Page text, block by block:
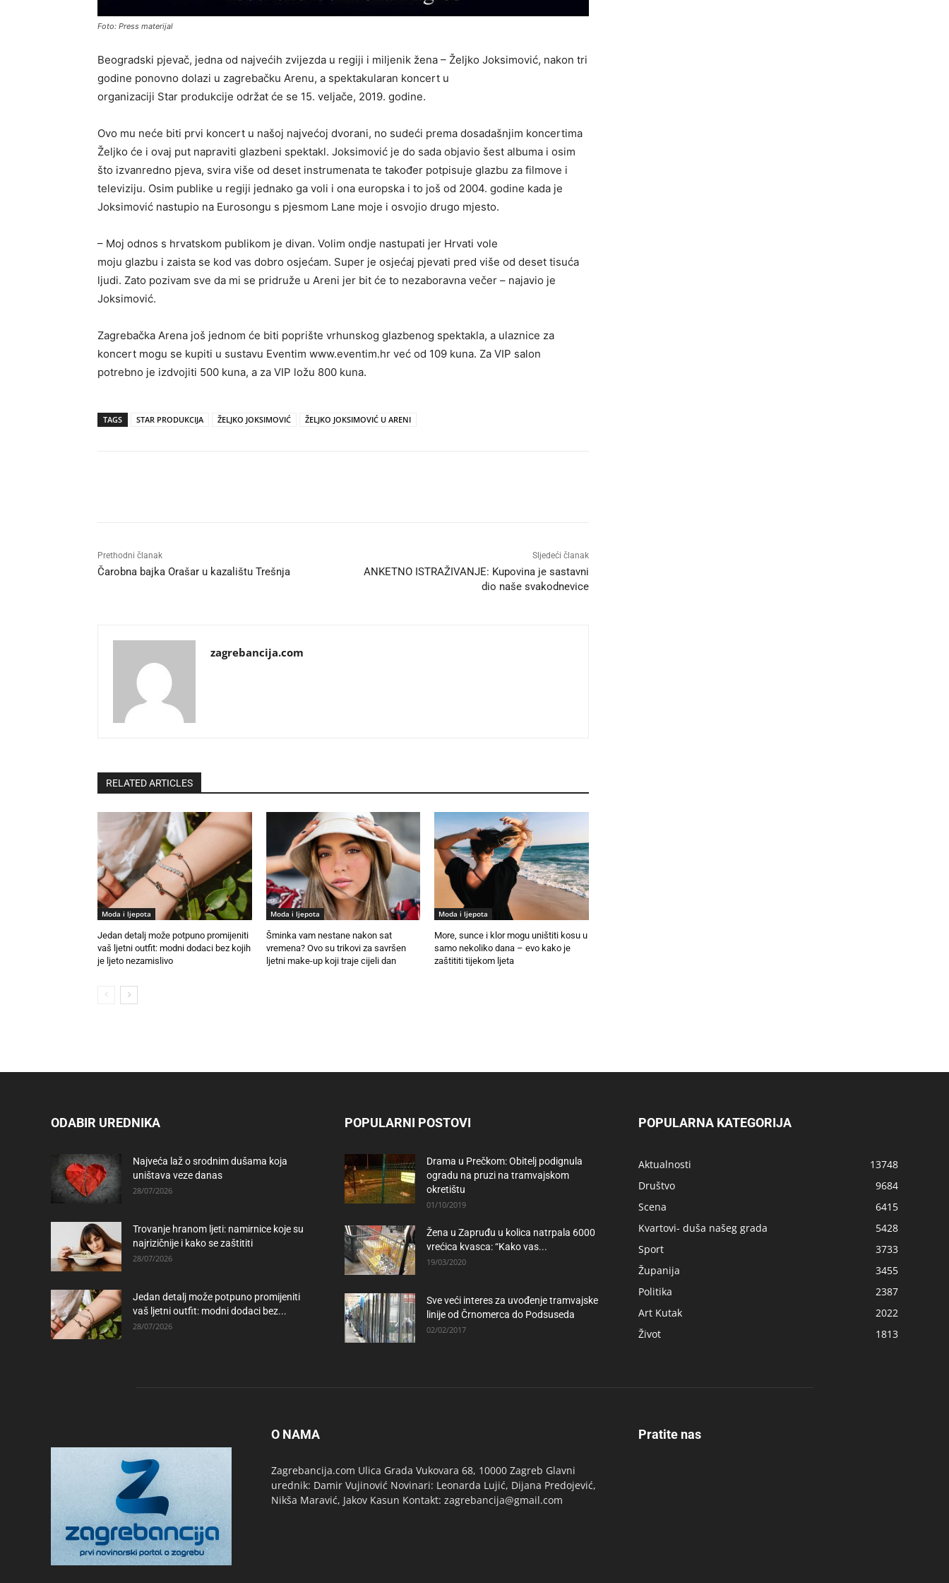
Foto: Press materijal
Beogradski pjevač, jedna od najvećih zvijezda u regiji i miljenik žena – Željko Joksimović, nakon tri
godine ponovno dolazi u zagrebačku Arenu, a spektakularan koncert u
organizaciji Star produkcije održat će se 15. veljače, 2019. godine.
Ovo mu neće biti prvi koncert u našoj najvećoj dvorani, no sudeći prema dosadašnjim koncertima
Željko će i ovaj put napraviti glazbeni spektakl. Joksimović je do sada objavio šest albuma i osim
što izvanredno pjeva, svira više od deset instrumenata te također potpisuje glazbu za filmove i
televiziju. Osim publike u regiji jednako ga voli i ona europska i to još od 2004. godine kada je
Joksimović nastupio na Eurosongu s pjesmom Lane moje i osvojio drugo mjesto.
– Moj odnos s hrvatskom publikom je divan. Volim ondje nastupati jer Hrvati vole
moju glazbu i zaista se kod vas dobro osjećam. Super je osjećaj pjevati pred više od deset tisuća
ljudi. Zato pozivam sve da mi se pridruže u Areni jer bit će to nezaboravna večer – najavio je
Joksimović.
Zagrebačka Arena još jednom će biti poprište vrhunskog glazbenog spektakla, a ulaznice za
koncert mogu se kupiti u sustavu Eventim www.eventim.hr već od 109 kuna. Za VIP salon
potrebno je izdvojiti 500 kuna, a za VIP ložu 800 kuna.
TAGS STAR PRODUKCIJA ŽELJKO JOKSIMOVIĆ ŽELJKO JOKSIMOVIĆ U ARENI
Prethodni članak
Čarobna bajka Orašar u kazalištu Trešnja
Sljedeći članak
ANKETNO ISTRAŽIVANJE: Kupovina je sastavni
dio naše svakodnevice
zagrebancija.com
RELATED ARTICLES
Moda i ljepota
Jedan detalj može potpuno promijeniti
vaš ljetni outfit: modni dodaci bez kojih
je ljeto nezamislivo
Moda i ljepota
Šminka vam nestane nakon sat
vremena? Ovo su trikovi za savršen
ljetni make-up koji traje cijeli dan
Moda i ljepota
More, sunce i klor mogu uništiti kosu u
samo nekoliko dana – evo kako je
zaštititi tijekom ljeta
ODABIR UREDNIKA
Najveća laž o srodnim dušama koja
uništava veze danas
28/07/2026
Trovanje hranom ljeti: namirnice koje su
najrizičnije i kako se zaštititi
28/07/2026
Jedan detalj može potpuno promijeniti
vaš ljetni outfit: modni dodaci bez...
28/07/2026
POPULARNI POSTOVI
Drama u Prečkom: Obitelj podignula
ogradu na pruzi na tramvajskom
okretištu
01/10/2019
Žena u Zapruđu u kolica natrpala 6000
vrećica kvasca: “Kako vas...
19/03/2020
Sve veći interes za uvođenje tramvajske
linije od Črnomerca do Podsuseda
02/02/2017
POPULARNA KATEGORIJA
Aktualnosti
13748
Društvo
9684
Scena
6415
Kvartovi- duša našeg grada
5428
Sport
3733
Županija
3455
Politika
2387
Art Kutak
2022
Život
1813
O NAMA
Zagrebancija.com Ulica Grada Vukovara 68, 10000 Zagreb Glavni
urednik: Damir Vujinović Novinari: Leonarda Lujić, Dijana Predojević,
Nikša Maravić, Jakov Kasun Kontakt: zagrebancija@gmail.com
Pratite nas